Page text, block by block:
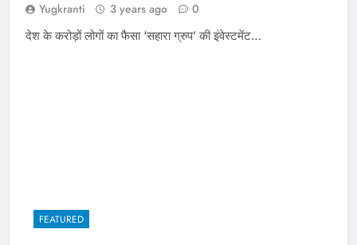
Yugkranti 3 years ago 0
देश के करोड़ों लोगों का फैसा ‘सहारा ग्रुप’ की इंवेस्टमेंट…
FEATURED